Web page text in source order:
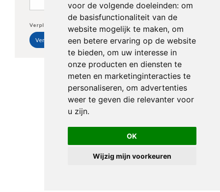
voor de volgende doeleinden: om
de basisfunctionaliteit van de
website mogelijk te maken, om
een betere ervaring op de website
te bieden, om uw interesse in
onze producten en diensten te
meten en marketinginteracties te
personaliseren, om advertenties
weer te geven die relevanter voor
u zijn.
OK
Wijzig mijn voorkeuren
Verplichte velden *